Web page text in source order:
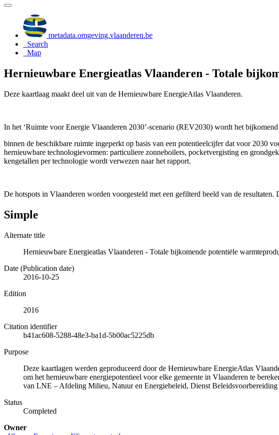
metadata.omgeving.vlaanderen.be
Search
Map
Hernieuwbare Energieatlas Vlaanderen - Totale
Deze kaartlaag maakt deel uit van de Hernieuwbare EnergieAtlas Vlaanderen.
In het ‘Ruimte voor Energie Vlaanderen 2030’-scenario (REV2030) wordt het
binnen de beschikbare ruimte ingeperkt op basis van een potentieelcijfer dat voor 2030
hernieuwbare technologievormen: particuliere zonneboilers, pocketvergisting en
kengetallen per technologie wordt verwezen naar het rapport.
De hotspots in Vlaanderen worden voorgesteld met een gefilterd beeld van de
Simple
Alternate title
Hernieuwbare Energieatlas Vlaanderen - Totale bijkomende potentiële
Date (Publication date)
2016-10-25
Edition
2016
Citation identifier
b41ac608-5288-48e3-ba1d-5b00ac5225db
Purpose
Deze kaartlagen werden geproduceerd door de Hernieuwbare EnergieAtlas
om het hernieuwbare energiepotentieel voor elke gemeente in Vlaanderen te
van LNE – Afdeling Milieu, Natuur en Energiebeleid, Dienst Beleidsvoorbereiding
Status
Completed
Owner